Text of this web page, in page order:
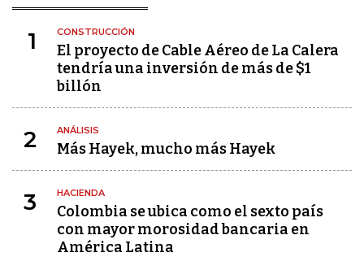
1 CONSTRUCCIÓN
El proyecto de Cable Aéreo de La Calera
tendría una inversión de más de $1
billón
2 ANÁLISIS
Más Hayek, mucho más Hayek
3 HACIENDA
Colombia se ubica como el sexto país
con mayor morosidad bancaria en
América Latina